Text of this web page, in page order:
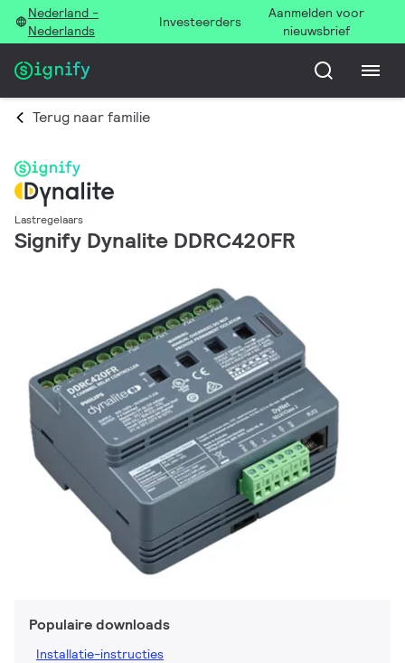
Nederland -
Nederlands
Investeerders
Aanmelden voor
nieuwsbrief
Terug naar familie
Lastregelaars
Signify Dynalite DDRC420FR
Populaire downloads
Installatie-instructies